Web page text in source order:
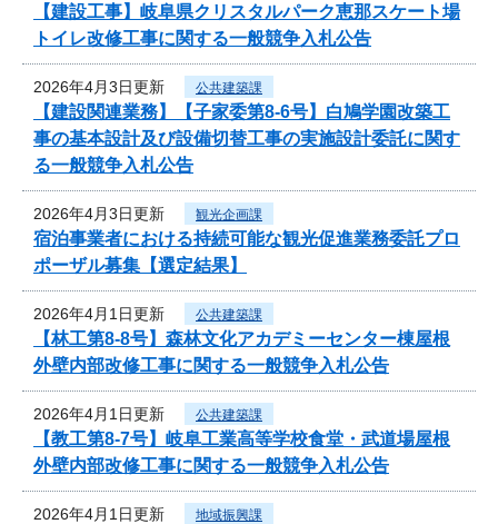
【建設工事】岐阜県クリスタルパーク恵那スケート場
トイレ改修工事に関する一般競争入札公告
2026年4月3日更新 公共建築課
【建設関連業務】【子家委第8-6号】白鳩学園改築工
事の基本設計及び設備切替工事の実施設計委託に関す
る一般競争入札公告
2026年4月3日更新 観光企画課
宿泊事業者における持続可能な観光促進業務委託プロ
ポーザル募集【選定結果】
2026年4月1日更新 公共建築課
【林工第8-8号】森林文化アカデミーセンター棟屋根
外壁内部改修工事に関する一般競争入札公告
2026年4月1日更新 公共建築課
【教工第8-7号】岐阜工業高等学校食堂・武道場屋根
外壁内部改修工事に関する一般競争入札公告
2026年4月1日更新 地域振興課